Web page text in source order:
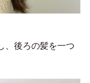
、後ろの髪を一つ